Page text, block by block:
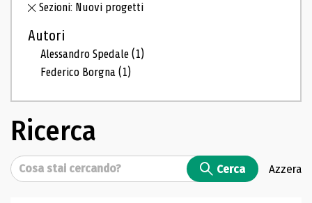
Sezioni: Nuovi progetti
Autori
Alessandro Spedale(1)
Federico Borgna(1)
Ricerca
Cerca Cerca Azzera